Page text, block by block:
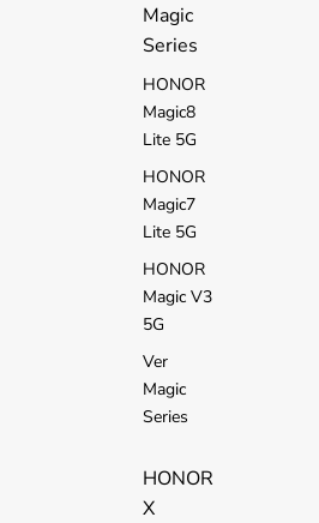
Magic
Series
HONOR
Magic8
Lite 5G
HONOR
Magic7
Lite 5G
HONOR
Magic V3
5G
Ver
Magic
Series
HONOR
X